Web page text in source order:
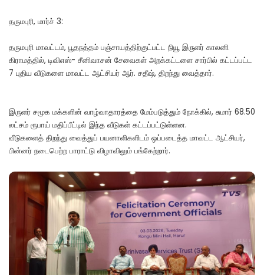
தருமபுரி, மார்ச் 3:
தருமபுரி மாவட்டம், பூதநத்தம் பஞ்சாயத்திற்குட்பட்ட நியூ இருளர் காலனி
கிராமத்தில், டிவிஎஸ்- சீனிவாசன் சேவைகள் அறக்கட்டளை சார்பில் கட்டப்பட்ட
7 புதிய வீடுகளை மாவட்ட ஆட்சியர் ஆர். சதீஷ், திறந்து வைத்தார்.
இருளர் சமூக மக்களின் வாழ்வாதாரத்தை மேம்படுத்தும் நோக்கில், சுமார் 68.50
லட்சம் ரூபாய் மதிப்பீட்டில் இந்த வீடுகள் கட்டப்பட்டுள்ளன.
வீடுகளைத் திறந்து வைத்துப் பயனாளிகளிடம் ஒப்படைத்த மாவட்ட ஆட்சியர்,
பின்னர் நடைபெற்ற பாராட்டு விழாவிலும் பங்கேற்றார்.